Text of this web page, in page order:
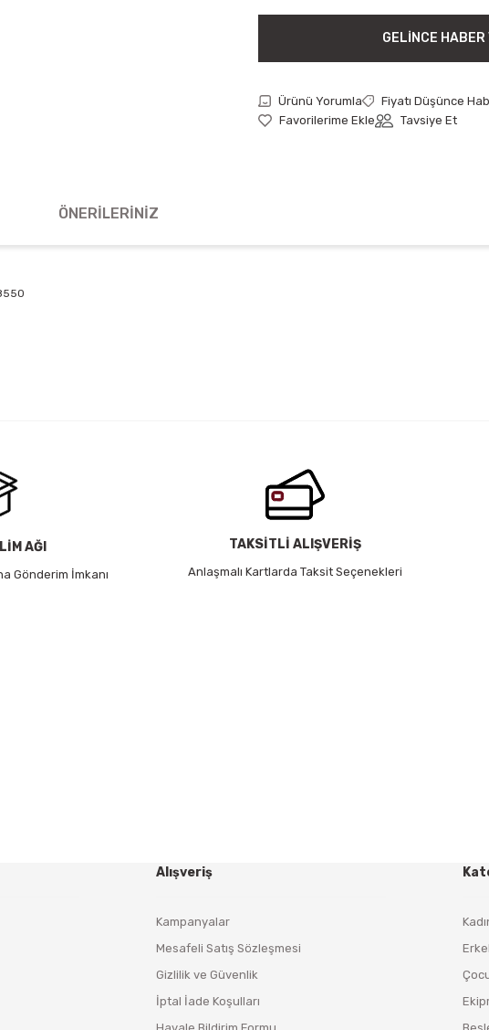
GELINCE HABER
Ürünü Yorumla
Fiyatı Düşünce
Tavsiye Et
ÖNERILERINIZ
AĞI
Gönderim İmkanı
TAKSİTLİ ALIŞVERİŞ
Anlaşmalı Kartlarda Taksit Seçenekleri
Alışveriş
Kampanyalar
Mesafeli Satış Sözleşmesi
Gizlilik ve Güvenlik
İptal İade Koşulları